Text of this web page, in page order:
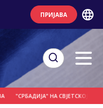
ПРИЈАВА
"СРБАДИЈА" НА СВЈЕТСКОЈ